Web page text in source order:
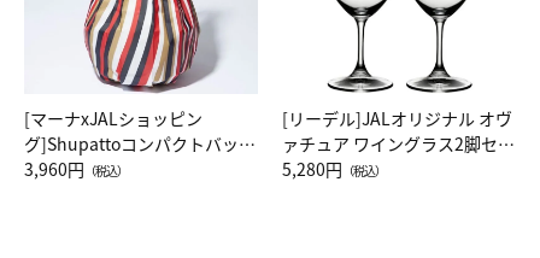
[マーナxJALショッピン
グ]Shupattoコンパクトバッグ
Drop JAL客室乗務員（LC）ス
3,960円 （税込）
[リーデル]JALオリジナル オヴ
ァチュア ワイングラス2脚セッ
ト（レッドワイン）
5,280円 （税込）